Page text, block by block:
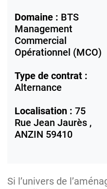
Domaine : BTS
Management
Commercial
Opérationnel (MCO)
Type de contrat :
Alternance
Localisation : 75
Rue Jean Jaurès ,
ANZIN 59410
Si l’univers de